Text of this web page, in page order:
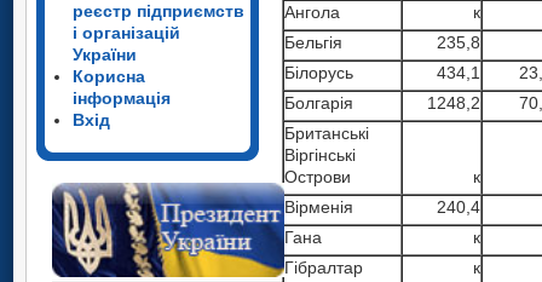
реєстр підприємств
і організацій
України
Корисна
інформація
Вхід
Ангола
к
Бельгiя
235,8
Бiлорусь
434,1
Болгарiя
1248,2
Британські
Вiргiнськi
Острови
к
Вiрменiя
240,4
Гана
к
Гібралтар
к